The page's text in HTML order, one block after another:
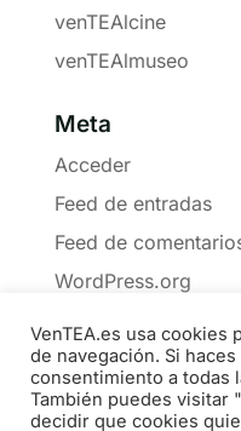
venTEAlcine
venTEAlmuseo
Meta
Acceder
Feed de entradas
Feed de
WordPress.org
Política de Cookies
VenTEA.es usa cookies
de navegación. Si
consentimiento a todas
También puedes visitar
decidir que cookies